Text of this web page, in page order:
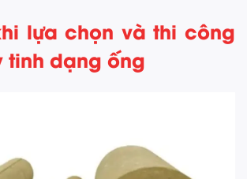
lựa chọn và thi công
tinh dạng ống